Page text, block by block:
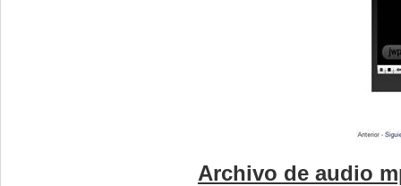
Archivo de audio